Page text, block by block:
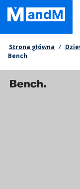
Skip
main
content
Primary
Nawigacja
Strona główna
Bench